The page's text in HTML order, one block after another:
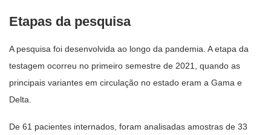
Etapas da pesquisa
A pesquisa foi desenvolvida ao longo da pandemia. A etapa da
testagem ocorreu no primeiro semestre de 2021, quando as
principais variantes em circulação no estado eram a Gama e
Delta.
De 61 pacientes internados, foram analisadas amostras de 33